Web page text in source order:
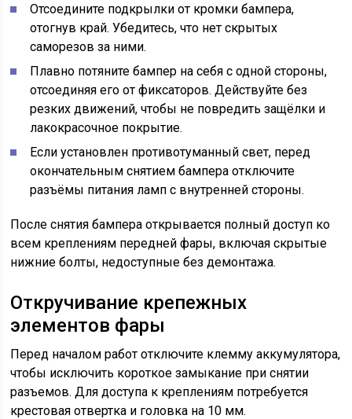
Отсоедините подкрылки от кромки бампера,
отогнув край. Убедитесь, что нет скрытых
саморезов за ними.
Плавно потяните бампер на себя с одной стороны,
отсоединяя его от фиксаторов. Действуйте без
резких движений, чтобы не повредить защёлки и
лакокрасочное покрытие.
Если установлен противотуманный свет, перед
окончательным снятием бампера отключите
разъёмы питания ламп с внутренней стороны.
После снятия бампера открывается полный доступ ко
всем креплениям передней фары, включая скрытые
нижние болты, недоступные без демонтажа.
Откручивание крепежных
элементов фары
Перед началом работ отключите клемму аккумулятора,
чтобы исключить короткое замыкание при снятии
разъемов. Для доступа к креплениям потребуется
крестовая отвертка и головка на 10 мм.